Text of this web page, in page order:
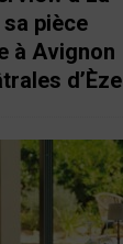
sa pièce
à Avignon
d’Èze